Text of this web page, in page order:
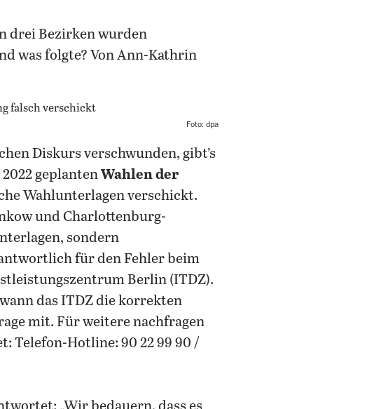
drei Bezirken wurden
was folgte? Von Ann-Kathrin
Foto: dpa
Diskurs verschwunden, gibt’s
geplantenWahlen der
Wahlunterlagen verschickt.
und Charlottenburg-
sondern
für den Fehler beim
Berlin (ITDZ).
das ITDZ die korrekten
mit. Für weitere nachfragen
Telefon-Hotline: 90 22 99 90 /